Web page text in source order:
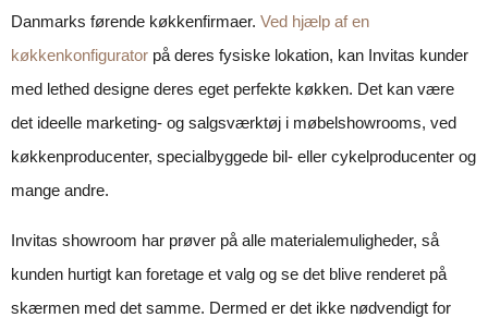
Danmarks førende køkkenfirmaer. Ved hjælp af en
køkkenkonfigurator på deres fysiske lokation, kan Invitas kunder
med lethed designe deres eget perfekte køkken. Det kan være
det ideelle marketing- og salgsværktøj i møbelshowrooms, ved
køkkenproducenter, specialbyggede bil- eller cykelproducenter og
mange andre.
Invitas showroom har prøver på alle materialemuligheder, så
kunden hurtigt kan foretage et valg og se det blive renderet på
skærmen med det samme. Dermed er det ikke nødvendigt for